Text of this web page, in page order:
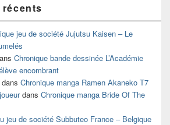
jeu de société Jujutsu Kaisen – Le
Chronique bande dessinée L’Académie
encombrant
dans Chronique manga Ramen Akaneko T7
dans Chronique manga Bride Of The
jeu de société Subbuteo France – Belgique